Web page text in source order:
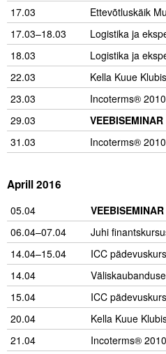
17.03
Ettevõtluskäik
17.03–18.03
Logistika ja
18.03
Logistika ja
22.03
Kella Kuue
23.03
Incoterms®
29.03
31.03
Incoterms®
Aprill 2016
05.04
06.04–07.04
Juhi
14.04–15.04
ICC
14.04
15.04
ICC
20.04
Kella Kuue
21.04
Incoterms®